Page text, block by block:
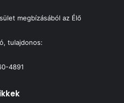
megbízásából az Élő
tulajdonos:
4891